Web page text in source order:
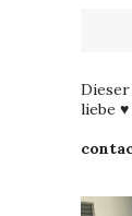
liebe ♥